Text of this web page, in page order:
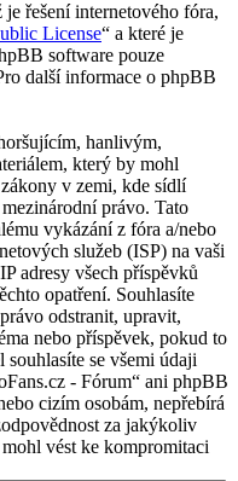
řešení internetového fóra,
License“ a které je
software pouze
další informace o phpBB
hanlivým,
který by mohl
v zemi, kde sídlí
právo. Tato
vykázání z fóra a/nebo
služeb (ISP) na vaši
adresy všech příspěvků
opatření. Souhlasíte
odstranit, upravit,
nebo příspěvek, pokud to
se všemi údaji
- Fórum“ ani phpBB
cizím osobám, nepřebírá
za jakýkoliv
vést ke kompromitaci